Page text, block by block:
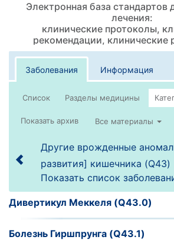
Электронная база стандартов
лечения:
клинические протоколы,
рекомендации, клинические
Заболевания Информация
Список
Все материалы
Другие врожденные
развития] кишечника (Q43)
Показать список
Дивертикул Меккеля (Q43.0)
Болезнь Гиршпрунга (Q43.1)